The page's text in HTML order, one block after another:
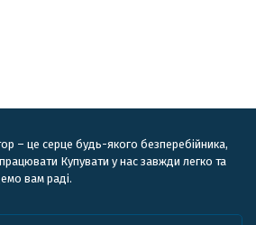
– це серце будь-якого безперебійника,
Купувати у нас завжди легко та
вам раді.